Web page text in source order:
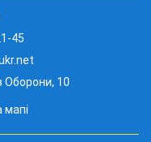
45
Оборони, 10